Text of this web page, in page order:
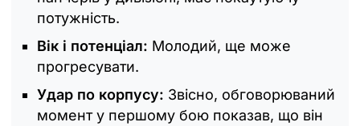
потужність.
Вік і потенціал: Молодий, ще може
прогресувати.
Удар по корпусу: Звісно, обговорюваний
момент у першому бою показав, що він